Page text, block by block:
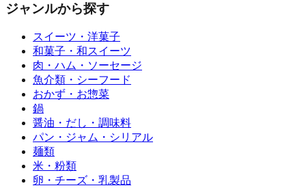
ジャンルから探す
スイーツ・洋菓子
和菓子・和スイーツ
肉・ハム・ソーセージ
魚介類・シーフード
おかず・お惣菜
鍋
醤油・だし・調味料
パン・ジャム・シリアル
麺類
米・粉類
卵・チーズ・乳製品